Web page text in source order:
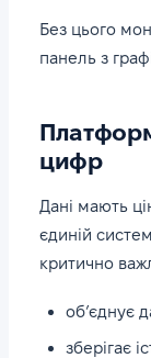
Без цього
панель з
цифр
Дані мають
єдиній
критично
об’єднує
зберігає